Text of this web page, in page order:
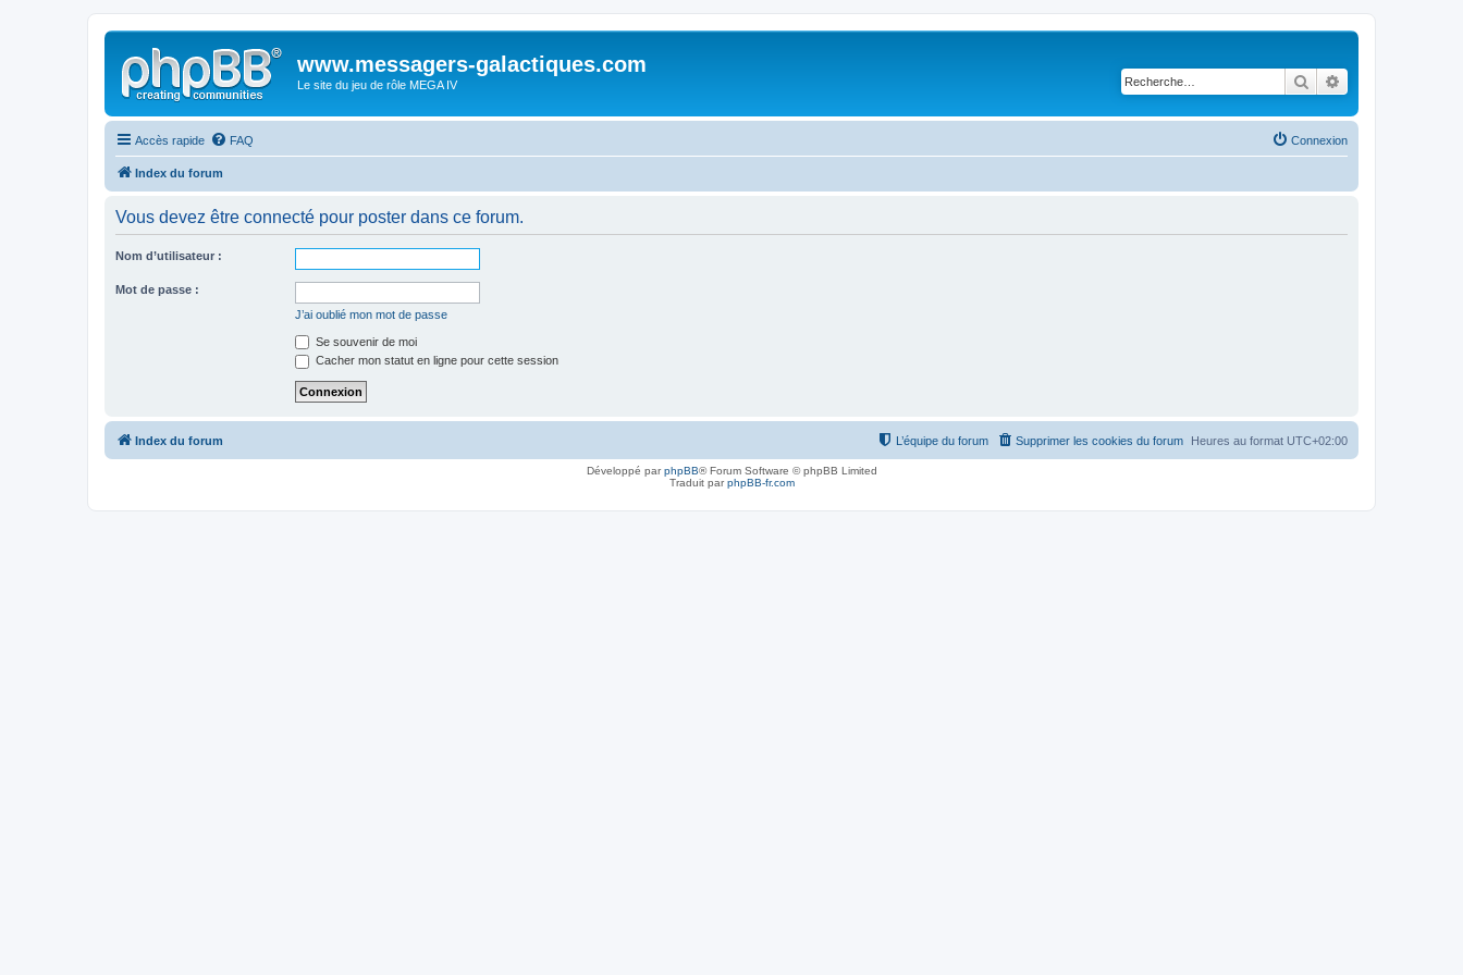
www.messagers-galactiques.com
Le site du jeu de rôle MEGA IV Rechercher
Accès rapide FAQ Connexion
Index du forum
Vous devez être connecté pour poster dans ce forum.
Nom d’utilisateur :
Mot de passe :
J’ai oublié mon mot de passe
Se souvenir de moi
Cacher mon statut en ligne pour cette session
Index du forum Heures au format UTC+02:00
Supprimer les cookies du forum
L’équipe du forum
Développé parphpBB® Forum Software © phpBB Limited
Traduit parphpBB-fr.com